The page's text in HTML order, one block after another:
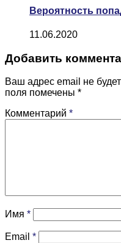
Вероятность
11.06.2020
Добавить
Ваш адрес email не
поля помечены *
Комментарий *
Имя *
Email *